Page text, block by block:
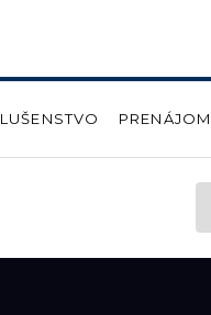
PRENÁJOM